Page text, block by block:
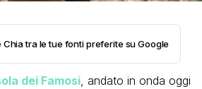
Chia tra le tue fonti preferite su Google
dei Famosi, andato in onda oggi